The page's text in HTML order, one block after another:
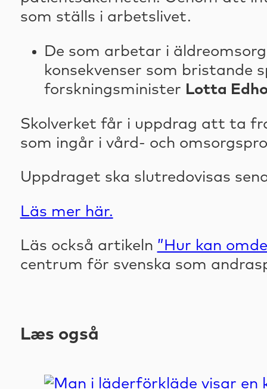
som ställs i arbetslivet.
De som arbetar i
konsekvenser som bristande
forskningsminister Lotta
Skolverket får i uppdrag att ta
som ingår i vård- och
Uppdraget ska slutredovisas
Läs mer här.
Läs också artikeln ”Hur kan
centrum för svenska som
Læs også